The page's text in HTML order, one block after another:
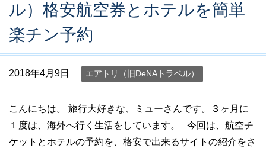
ル）格安航空券とホテルを簡単
楽チン予約
2018年4月9日 エアトリ（旧DeNAトラベル）
こんにちは。 旅行大好きな、ミューさんです。３ヶ月に
１度は、海外へ行く生活をしています。 今回は、航空チ
ケットとホテルの予約を、格安で出来るサイトの紹介をさ